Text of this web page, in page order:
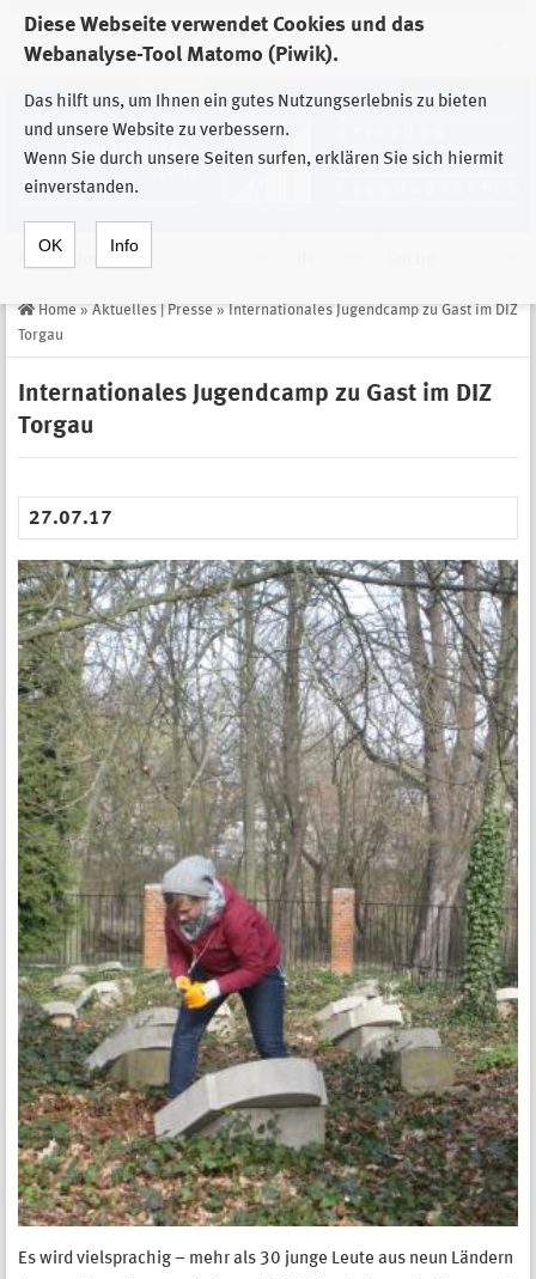
Diese Webseite verwendet Cookies und das
Webanalyse-Tool Matomo (Piwik).
Das hilft uns, um Ihnen ein gutes Nutzungserlebnis zu bieten
und unsere Website zu verbessern.
Wenn Sie durch unsere Seiten surfen, erklären Sie sich hiermit
einverstanden.
OK Info
Zur Auswahl der Einrichtungen der
Stiftung Sächsische Gedenkstätten
Home » Aktuelles | Presse »
Internationales Jugendcamp zu Gast im DIZ
Torgau
Internationales Jugendcamp zu Gast im DIZ
Torgau
27.07.17
Es wird vielsprachig – mehr als 30 junge Leute aus neun Ländern